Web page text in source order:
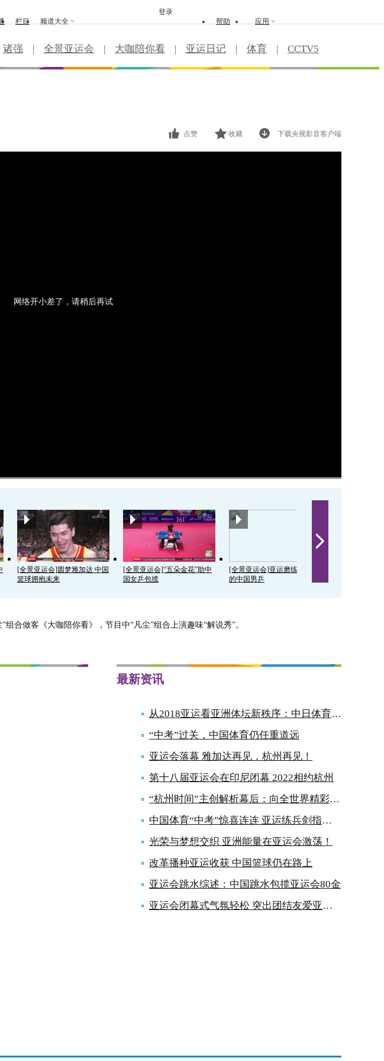
栏目 频道大全 帮助 应用
登录
诸强 | 全景亚运会 | 大咖陪你看 | 亚运日记 | 体育 | CCTV5
下载央视影音客户端
收藏
点赞
网络开小差了，请稍后再试
[全景亚运会]圆梦雅加达 中国
篮球拥抱未来
[全景亚运会]“五朵金花”助中
国女乒包揽
[全景亚运会]亚运磨练最年轻
的中国男乒
合做客《大咖陪你看》，节目中“凡尘”组合上演趣味“解说秀”。
最新资讯
从2018亚运看亚洲体坛新秩序：中日体育对决开始
“中考”过关，中国体育仍任重道远
亚运会落幕 雅加达再见，杭州再见！
第十八届亚运会在印尼闭幕 2022相约杭州
“杭州时间”主创解析幕后：向全世界精彩告白
中国体育“中考”惊喜连连 亚运练兵剑指奥运
光荣与梦想交织 亚洲能量在亚运会激荡！
改革播种亚运收获 中国篮球仍在路上
亚运会跳水综述：中国跳水包揽亚运会80金
亚运会闭幕式气氛轻松 突出团结友爱亚运精神